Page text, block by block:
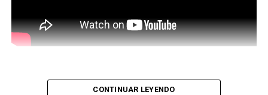
CONTINUAR LEYENDO